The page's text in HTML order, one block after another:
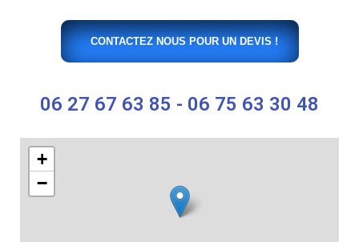
CONTACTEZ NOUS POUR UN DEVIS !
06 27 67 63 85 - 06 75 63 30 48
+
−